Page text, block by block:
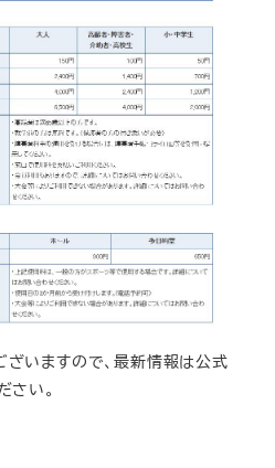
いますので、最新情報は公式
さい。